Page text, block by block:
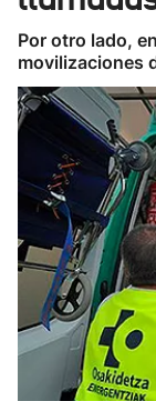
Por otro lado,
movilizaciones